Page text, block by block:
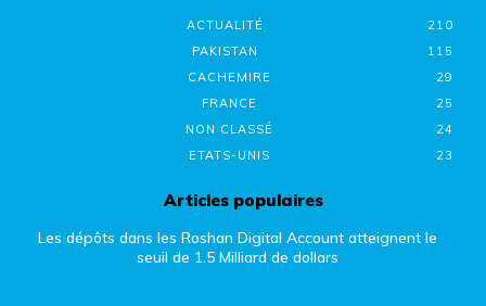
ACTUALITÉ
210
PAKISTAN
115
CACHEMIRE
29
FRANCE
25
NON CLASSÉ
24
ETATS-UNIS
23
Articles populaires
Les dépôts dans les Roshan Digital Account atteignent le
seuil de 1.5 Milliard de dollars